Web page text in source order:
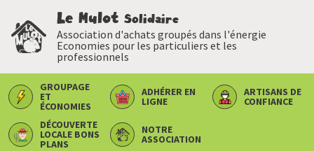
Le Mulot Solidaire
Association d'achats groupés dans l'énergie
Economies pour les particuliers et les
professionnels
GROUPAGE
ET
ÉCONOMIES
ADHÉRER EN
LIGNE
ARTISANS DE
CONFIANCE
DÉCOUVERTE
LOCALE BONS
PLANS
NOTRE
ASSOCIATION